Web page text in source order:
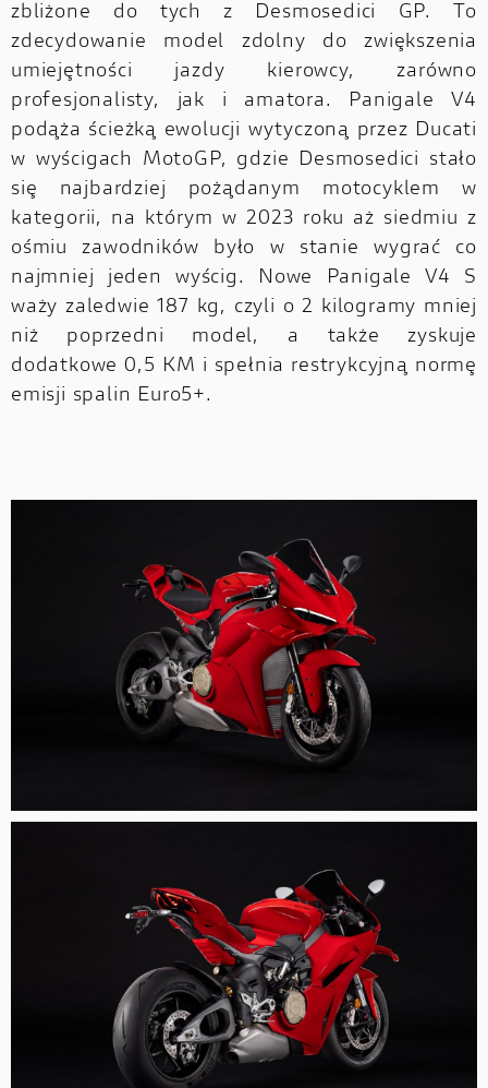
zbliżone do tych z Desmosedici GP. To
zdecydowanie model zdolny do zwiększenia
umiejętności jazdy kierowcy, zarówno
profesjonalisty, jak i amatora. Panigale V4
podąża ścieżką ewolucji wytyczoną przez Ducati
w wyścigach MotoGP, gdzie Desmosedici stało
się najbardziej pożądanym motocyklem w
kategorii, na którym w 2023 roku aż siedmiu z
ośmiu zawodników było w stanie wygrać co
najmniej jeden wyścig. Nowe Panigale V4 S
waży zaledwie 187 kg, czyli o 2 kilogramy mniej
niż poprzedni model, a także zyskuje
dodatkowe 0,5 KM i spełnia restrykcyjną normę
emisji spalin Euro5+.